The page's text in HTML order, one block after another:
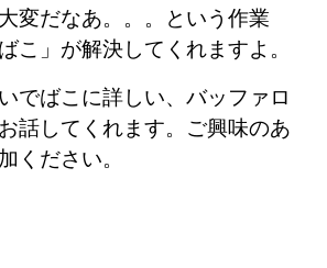
変だなあ。。。という作業
こ」が解決してくれますよ。
でばこに詳しい、バッファロ
話してくれます。ご興味のあ
ください。